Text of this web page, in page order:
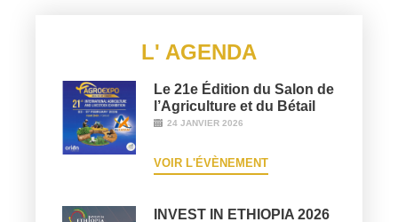
L' AGENDA
Le 21e Édition du Salon de
l’Agriculture et du Bétail
24 JANVIER 2026
VOIR L'ÉVÈNEMENT
INVEST IN ETHIOPIA 2026